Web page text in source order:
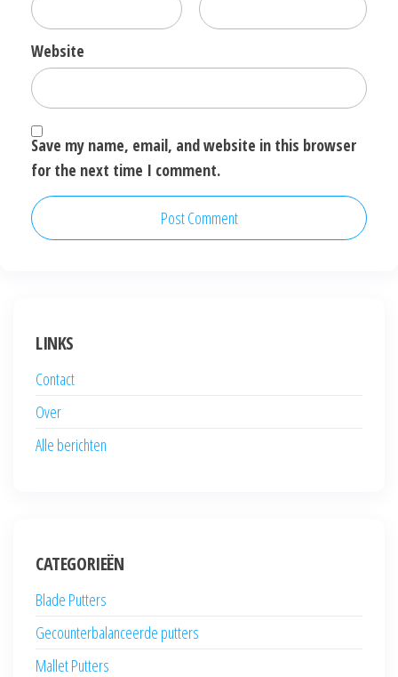
Website
Save my name, email, and website in this browser
for the next time I comment.
LINKS
Contact
Over
Alle berichten
CATEGORIEËN
Blade Putters
Gecounterbalanceerde putters
Mallet Putters